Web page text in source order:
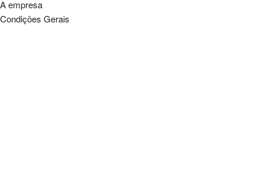
A empresa
Condições Gerais